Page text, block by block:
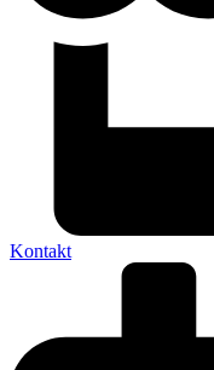
Kontakt